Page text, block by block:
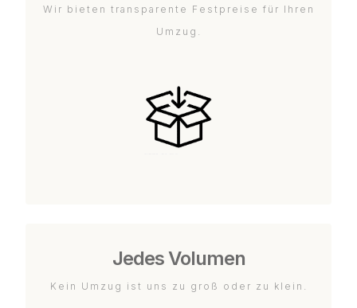
Wir bieten transparente Festpreise für Ihren
Umzug.
Jedes Volumen
Kein Umzug ist uns zu groß oder zu klein.